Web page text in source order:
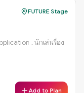
FUTURE Stage
, นักเล่าเรื่อง
Add to Plan